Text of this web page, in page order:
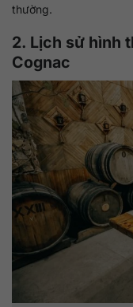
thường.
2. Lịch sử hình
Cognac